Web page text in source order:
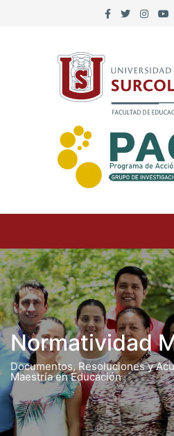
Normatividad
Documentos, Resoluciones y
Maestría en Educación